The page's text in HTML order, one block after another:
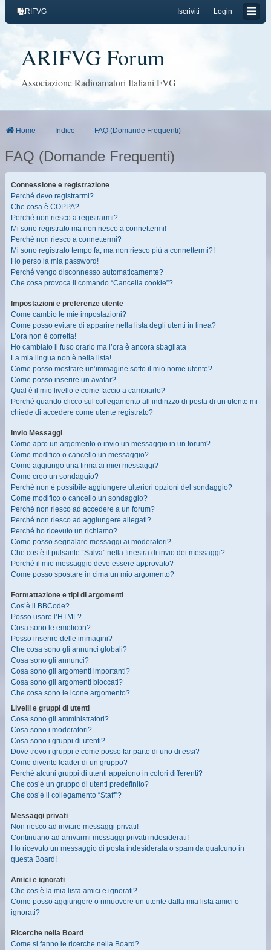
Login
Iscriviti
ARIFVG
ARIFVG Forum
Associazione Radioamatori Italiani FVG
Home Indice FAQ (Domande Frequenti)
FAQ (Domande Frequenti)
Connessione e registrazione
Perché devo registrarmi?
Che cosa è COPPA?
Perché non riesco a registrarmi?
Mi sono registrato ma non riesco a connettermi!
Perché non riesco a connettermi?
Mi sono registrato tempo fa, ma non riesco più a connettermi?!
Ho perso la mia password!
Perché vengo disconnesso automaticamente?
Che cosa provoca il comando “Cancella cookie”?
Impostazioni e preferenze utente
Come cambio le mie impostazioni?
Come posso evitare di apparire nella lista degli utenti in linea?
L’ora non è corretta!
Ho cambiato il fuso orario ma l’ora è ancora sbagliata
La mia lingua non è nella lista!
Come posso mostrare un’immagine sotto il mio nome utente?
Come posso inserire un avatar?
Qual è il mio livello e come faccio a cambiarlo?
Perché quando clicco sul collegamento all’indirizzo di posta di un utente mi
chiede di accedere come utente registrato?
Invio Messaggi
Come apro un argomento o invio un messaggio in un forum?
Come modifico o cancello un messaggio?
Come aggiungo una firma ai miei messaggi?
Come creo un sondaggio?
Perché non è possibile aggiungere ulteriori opzioni del sondaggio?
Come modifico o cancello un sondaggio?
Perché non riesco ad accedere a un forum?
Perché non riesco ad aggiungere allegati?
Perché ho ricevuto un richiamo?
Come posso segnalare messaggi ai moderatori?
Che cos’è il pulsante “Salva” nella finestra di invio dei messaggi?
Perché il mio messaggio deve essere approvato?
Come posso spostare in cima un mio argomento?
Formattazione e tipi di argomenti
Cos’è il BBCode?
Posso usare l’HTML?
Cosa sono le emoticon?
Posso inserire delle immagini?
Che cosa sono gli annunci globali?
Cosa sono gli annunci?
Cosa sono gli argomenti importanti?
Cosa sono gli argomenti bloccati?
Che cosa sono le icone argomento?
Livelli e gruppi di utenti
Cosa sono gli amministratori?
Cosa sono i moderatori?
Cosa sono i gruppi di utenti?
Dove trovo i gruppi e come posso far parte di uno di essi?
Come divento leader di un gruppo?
Perché alcuni gruppi di utenti appaiono in colori differenti?
Che cos’è un gruppo di utenti predefinito?
Che cos’è il collegamento “Staff”?
Messaggi privati
Non riesco ad inviare messaggi privati!
Continuano ad arrivarmi messaggi privati indesiderati!
Ho ricevuto un messaggio di posta indesiderata o spam da qualcuno in
questa Board!
Amici e ignorati
Che cos’è la mia lista amici e ignorati?
Come posso aggiungere o rimuovere un utente dalla mia lista amici o
ignorati?
Ricerche nella Board
Come si fanno le ricerche nella Board?